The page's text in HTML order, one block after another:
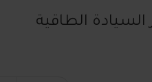
السيادة الطاقية